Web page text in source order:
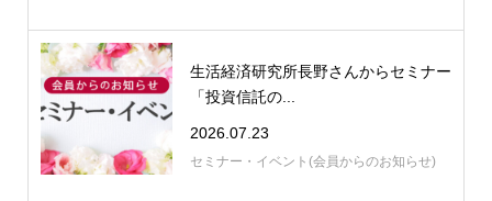
生活経済研究所長野さんからセミナー
「投資信託の...
2026.07.23
セミナー・イベント(会員からのお知らせ)